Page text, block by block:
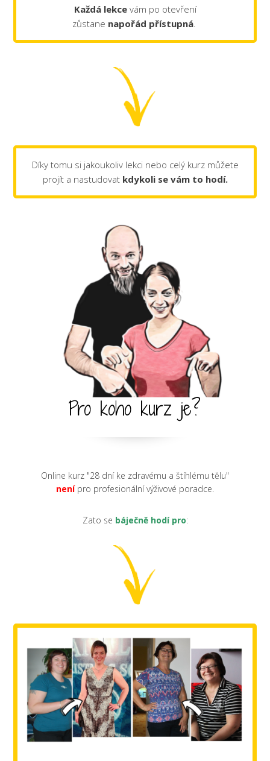
Každá lekcevám po otevření
zůstane napořád přístupná.
Díky tomu si jakoukoliv lekci nebo celý kurz můžete
projít a nastudovat kdykoli se vám to hodí.
Pro koho kurz je?
Online kurz "28 dní ke zdravému a štíhlému tělu"
nenípro profesionální výživové poradce.
Zato se báječně hodí pro: